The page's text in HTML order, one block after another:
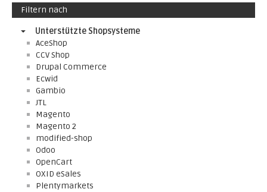
Filtern nach
Unterstützte Shopsysteme
AceShop
CCV Shop
Drupal Commerce
Ecwid
Gambio
JTL
Magento
Magento 2
modified-shop
Odoo
OpenCart
OXID eSales
Plentymarkets